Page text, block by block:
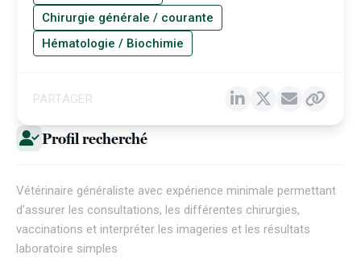
Profil recherché
Vétérinaire généraliste avec expérience minimale permettant
d’assurer les consultations, les différentes chirurgies,
vaccinations et interpréter les imageries et les résultats
laboratoire simples
Chirurgie générale / courante
Hématologie / Biochimie
PARTAGER